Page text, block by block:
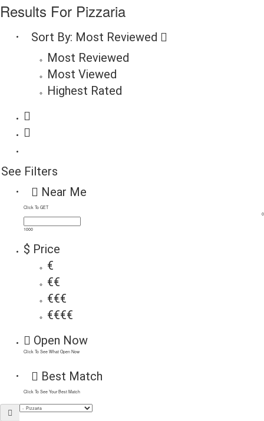
Results For Pizzaria
Sort By: Most Reviewed
Most Reviewed
Most Viewed
Highest Rated
See Filters
Near Me
Click To GET
0
1000
$ Price
€
€€
€€€
€€€€
Open Now
Click To See What Open Now
Best Match
Click To See Your Best Match